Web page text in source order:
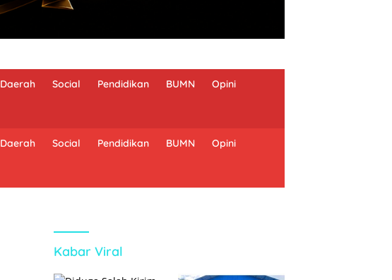
Daerah Social Pendidikan BUMN Opini
Daerah Social Pendidikan BUMN Opini
Kabar Viral